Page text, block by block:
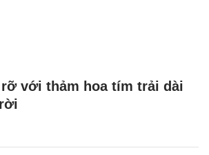
với thảm hoa tím trải dài